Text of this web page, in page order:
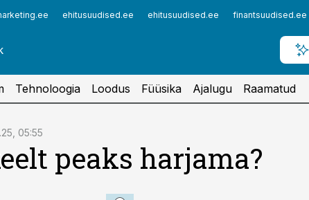
ehitusuudised.ee ehitusuudised.ee finantsuudised.ee
Tehnoloogia Loodus Füüsika Ajalugu Raamatud
05:55
peaks harjama?